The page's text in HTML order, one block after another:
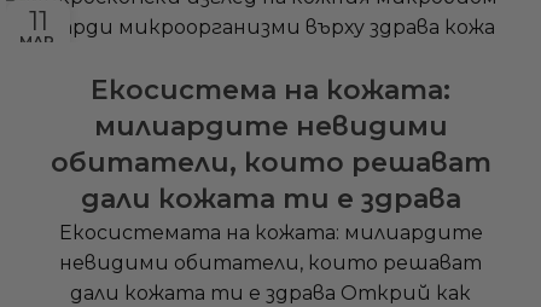
11
МАР.
Екосистема на кожата:
милиардите невидими
обитатели, които решават
дали кожата ти е здрава
Екосистемата на кожата: милиардите
невидими обитатели, които решават
дали кожата ти е здрава Открий как